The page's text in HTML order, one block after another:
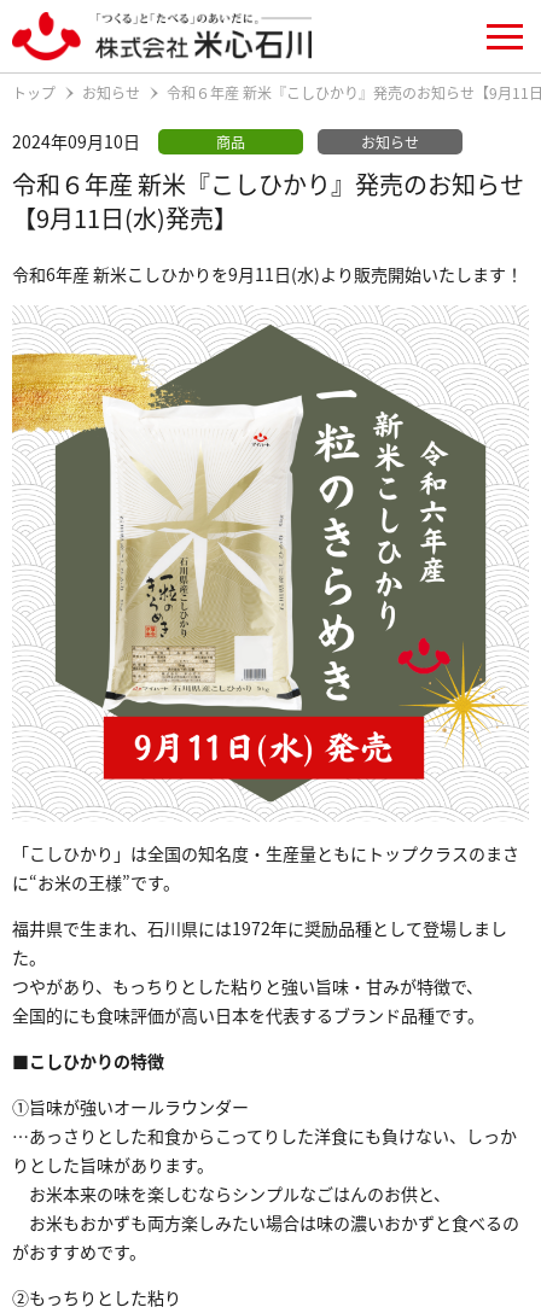
トップ お知らせ 令和６年産 新米『こしひかり』発売のお知らせ【9月11
2024年09月10日 商品 お知らせ
令和６年産 新米『こしひかり』発売のお知らせ
【9月11日(水)発売】
令和6年産 新米こしひかりを9月11日(水)より販売開始いたします！
「こしひかり」は全国の知名度・生産量ともにトップクラスのまさ
に“お米の王様”です。
福井県で生まれ、石川県には1972年に奨励品種として登場しまし
た。
つやがあり、もっちりとした粘りと強い旨味・甘みが特徴で、
全国的にも食味評価が高い日本を代表するブランド品種です。
■こしひかりの特徴
①旨味が強いオールラウンダー
…あっさりとした和食からこってりした洋食にも負けない、しっか
りとした旨味があります。
お米本来の味を楽しむならシンプルなごはんのお供と、
お米もおかずも両方楽しみたい場合は味の濃いおかずと食べるの
がおすすめです。
②もっちりとした粘り